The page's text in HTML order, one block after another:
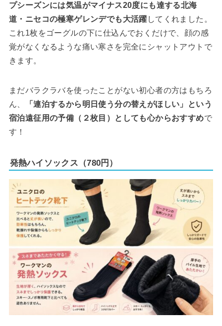
プシーズンには気温がマイナス20度にも達する北海
道・ニセコの極寒ゲレンデでも大活躍 してくれました。
これ1枚をゴーグルの下に仕込んでおくだけで、顔の感
覚がなくなるような痛い寒さを完全にシャットアウトで
きます。
まだバラクラバを使ったことがない初心者の方はもちろ
ん、
「連泊するから明日使う分の替えがほしい」という
宿泊遠征用の予備（２枚目）としても心からおすすめで
す！
発熱ハイソックス（780円）